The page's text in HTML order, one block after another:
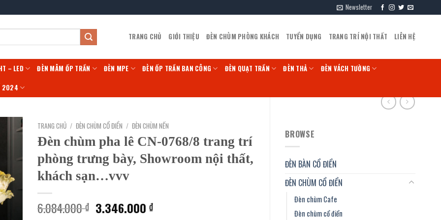
Newsletter
TRANG CHỦ GIỚI THIỆU ĐÈN CHÙM PHÒNG KHÁCH TUYỂN DỤNG TRANG TRÍ NỘI THẤT LIÊN HỆ
– LED ĐÈN MÂM ỐP TRẦN ĐÈN MPE ĐÈN ỐP TRẦN BAN CÔNG ĐÈN QUẠT TRẦN ĐÈN THẢ ĐÈN VÁCH TƯỜNG
2024
BROWSE
ĐÈN BÀN CỔ ĐIỂN
ĐÈN CHÙM CỔ ĐIỂN
Đèn chùm Cafe
Đèn chùm cổ điển
TRANG CHỦ / ĐÈN CHÙM CỔ ĐIỂN / ĐÈN CHÙM NẾN
Đèn chùm pha lê CN-0768/8 trang trí
phòng trưng bày, Showroom nội thất,
khách sạn…vvv
6.084.000₫ Giá
3.346.000₫Giá